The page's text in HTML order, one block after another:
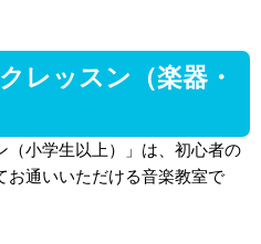
レッスン（楽器・
（小学生以上）」は、初心者の
お通いいただける音楽教室で